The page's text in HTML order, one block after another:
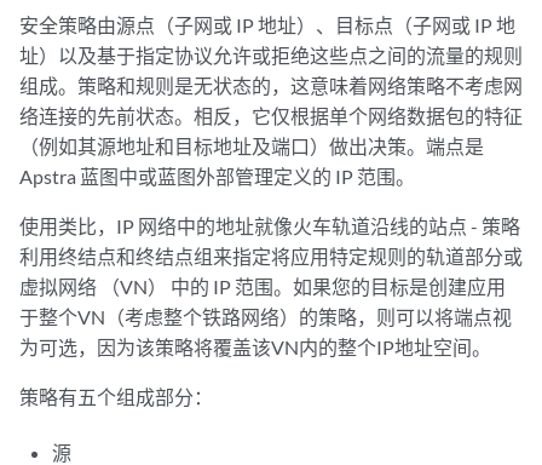
安全策略由源点（子网或 IP 地址）、目标点（子网或 IP 地
址）以及基于指定协议允许或拒绝这些点之间的流量的规则
组成。策略和规则是无状态的，这意味着网络策略不考虑网
络连接的先前状态。相反，它仅根据单个网络数据包的特征
（例如其源地址和目标地址及端口）做出决策。端点是
Apstra 蓝图中或蓝图外部管理定义的 IP 范围。
使用类比，IP 网络中的地址就像火车轨道沿线的站点 - 策略
利用终结点和终结点组来指定将应用特定规则的轨道部分或
虚拟网络 （VN） 中的 IP 范围。如果您的目标是创建应用
于整个VN（考虑整个铁路网络）的策略，则可以将端点视
为可选，因为该策略将覆盖该VN内的整个IP地址空间。
策略有五个组成部分：
源